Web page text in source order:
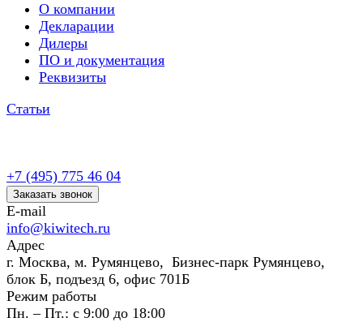
О компании
Декларации
Дилеры
ПО и документация
Реквизиты
Статьи
+7 (495) 775 46 04
Заказать звонок
E-mail
info@kiwitech.ru
Адрес
г. Москва, м. Румянцево, Бизнес-парк Румянцево,
блок Б, подъезд 6, офис 701Б
Режим работы
Пн. – Пт.: с 9:00 до 18:00